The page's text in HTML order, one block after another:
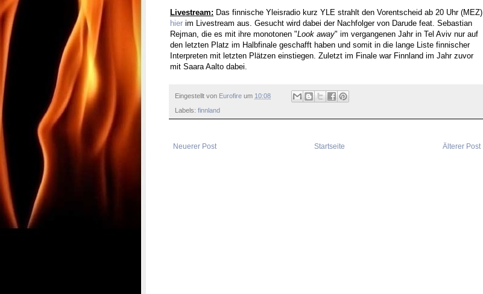
Livestream: Das finnische Yleisradio kurz YLE strahlt den Vorentscheid ab 20 Uhr (MEZ)
hier im Livestream aus. Gesucht wird dabei der Nachfolger von Darude feat. Sebastian
Rejman, die es mit ihre monotonen "Look away" im vergangenen Jahr in Tel Aviv nur auf
den letzten Platz im Halbfinale geschafft haben und somit in die lange Liste finnischer
Interpreten mit letzten Plätzen einstiegen. Zuletzt im Finale war Finnland im Jahr zuvor
mit Saara Aalto dabei.
Eingestellt von Eurofire um 10:08
Labels: finnland
Neuerer Post Älterer Post
Startseite